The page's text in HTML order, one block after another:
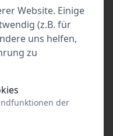
16:00
authentisch
Tickets
Website. Einige
(z.B. für
uns helfen,
zu
der